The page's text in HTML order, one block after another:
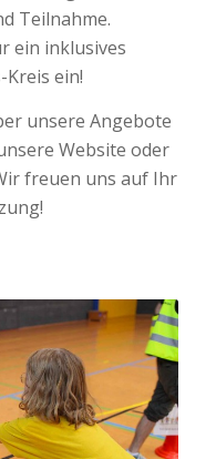
Teilnahme.
ein inklusives
ein!
unsere Angebote
Website oder
freuen uns auf Ihr